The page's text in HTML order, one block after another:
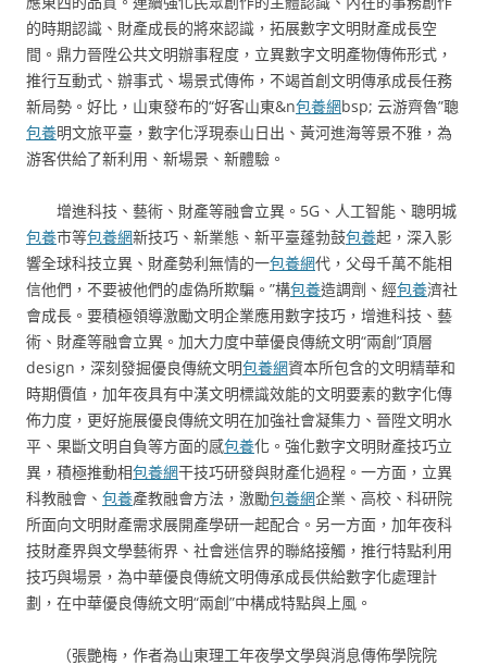
的時期認識、財產成長的將來認識，拓展數字文明財產成長空
間。鼎力晉陞公共文明辦事程度，立異數字文明產物傳佈形式，
推行互動式、辦事式、場景式傳佈，不竭首創文明傳承成長任務
新局勢。好比，山東發布的“好客山東&n包養網bsp; 云游齊魯”聰
包養明文旅平臺，數字化浮現泰山日出、黃河進海等景不雅，為
游客供給了新利用、新場景、新體驗。
增進科技、藝術、財產等融會立異。5G、人工智能、聰明城
包養市等包養網新技巧、新業態、新平臺蓬勃鼓包養起，深入影
響全球科技立異、財產勢利無情的一包養網代，父母千萬不能相
信他們，不要被他們的虛偽所欺騙。”構包養造調劑、經包養濟社
會成長。要積極領導激勵文明企業應用數字技巧，增進科技、藝
術、財產等融會立異。加大力度中華優良傳統文明“兩創”頂層
design，深刻發掘優良傳統文明包養網資本所包含的文明精華和
時期價值，加年夜具有中漢文明標識效能的文明要素的數字化傳
佈力度，更好施展優良傳統文明在加強社會凝集力、晉陞文明水
平、果斷文明自負等方面的感包養化。強化數字文明財產技巧立
異，積極推動相包養網干技巧研發與財產化過程。一方面，立異
科教融會、 包養產教融會方法，激勵包養網企業、高校、科研院
所面向文明財產需求展開產學研一起配合。另一方面，加年夜科
技財產界與文學藝術界、社會迷信界的聯絡接觸，推行特點利用
技巧與場景，為中華優良傳統文明傳承成長供給數字化處理計
劃，在中華優良傳統文明“兩創”中構成特點與上風。
（張艷梅， 作者為山東理工年夜學文學與消息傳佈學院院